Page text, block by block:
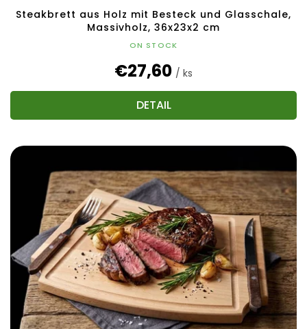
Steakbrett aus Holz mit Besteck und Glasschale,
Massivholz, 36x23x2 cm
ON STOCK
€27,60 / ks
DETAIL